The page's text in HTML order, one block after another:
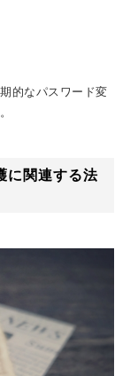
的なパスワード変
に関連する法